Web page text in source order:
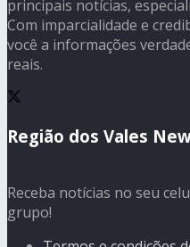
principais notícias,
Com imparcialidade e
você a informações
reais.
Região dos Vales
Receba notícias no seu
grupo!